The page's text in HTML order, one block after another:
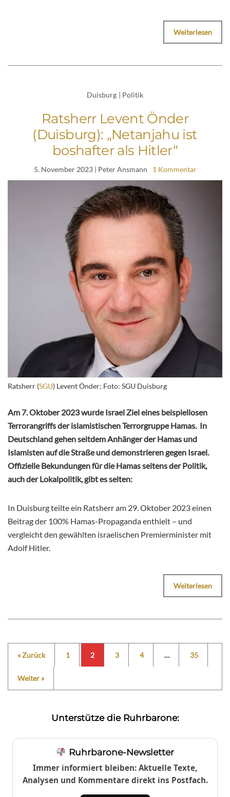
Weiterlesen
Duisburg | Politik
Ratsherr Levent Önder
(Duisburg): „Netanjahu ist
boshafter als Hitler“
5. November 2023| Peter Ansmann 1 Kommentar
Ratsherr (SGU) Levent Önder; Foto: SGU Duisburg
Am 7. Oktober 2023 wurde Israel Ziel eines beispiellosen
Terrorangriffs der islamistischen Terrorgruppe Hamas. In
Deutschland gehen seitdem Anhänger der Hamas und
Islamisten auf die Straße und demonstrieren gegen Israel.
Offizielle Bekundungen für die Hamas seitens der Politik,
auch der Lokalpolitik, gibt es selten:
In Duisburg teilte ein Ratsherr am 29. Oktober 2023 einen
Beitrag der 100% Hamas-Propaganda enthielt – und
vergleicht den gewählten israelischen Premierminister mit
Adolf Hitler.
Weiterlesen
« Zurück 1 2 3 4 … 35
Weiter »
Unterstütze die Ruhrbarone:
Ruhrbarone-Newsletter
Immer informiert bleiben: Aktuelle Texte,
Analysen und Kommentare direkt ins Postfach.